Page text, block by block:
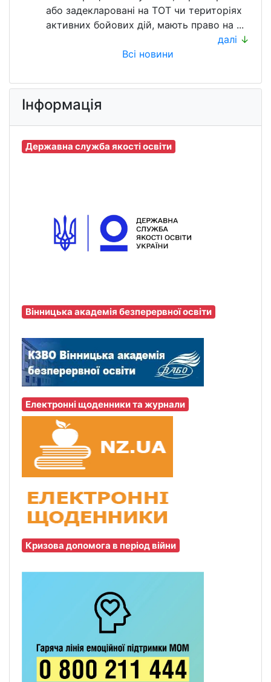
або задекларовані на ТОТ чи територіях
активних бойових дій, мають право на ...
далі ↓
Всі новини
Інформація
Державна служба якості освіти
Вінницька академія безперервної освіти
Електронні щоденники та журнали
Кризова допомога в період війни